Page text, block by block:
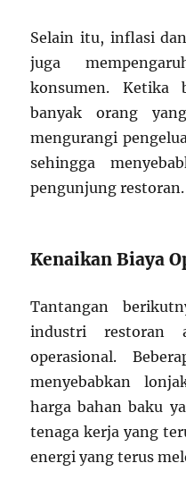
Selain itu, inflasi
juga
konsumen. Ketika
banyak orang
mengurangi
sehingga
pengunjung restoran.
Kenaikan Biaya
Tantangan
industri restoran
operasional.
menyebabkan
harga bahan baku
tenaga kerja yang
energi yang terus